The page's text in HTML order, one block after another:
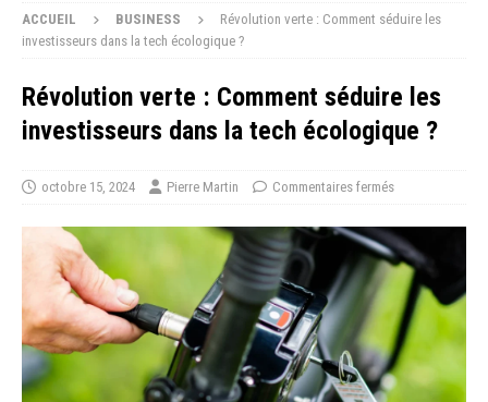
ACCUEIL BUSINESS
Révolution verte : Comment séduire les
investisseurs dans la tech écologique ?
Révolution verte : Comment séduire les
investisseurs dans la tech écologique ?
octobre 15, 2024 Pierre Martin Commentaires fermés